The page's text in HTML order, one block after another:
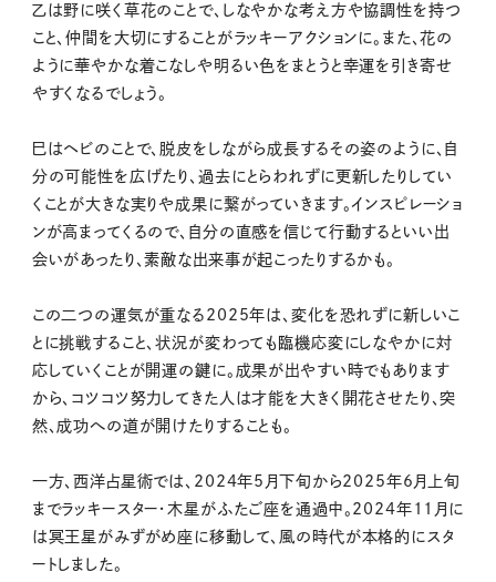
乙は野に咲く草花のことで、しなやかな考え方や協調性を持つ
こと、仲間を大切にすることがラッキーアクションに。また、花の
ように華やかな着こなしや明るい色をまとうと幸運を引き寄せ
やすくなるでしょう。
巳はヘビのことで、脱皮をしながら成長するその姿のように、自
分の可能性を広げたり、過去にとらわれずに更新したりしてい
くことが大きな実りや成果に繋がっていきます。インスピレーショ
ンが高まってくるので、自分の直感を信じて行動するといい出
会いがあったり、素敵な出来事が起こったりするかも。
この二つの運気が重なる2025年は、変化を恐れずに新しいこ
とに挑戦すること、状況が変わっても臨機応変にしなやかに対
応していくことが開運の鍵に。成果が出やすい時でもあります
から、コツコツ努力してきた人は才能を大きく開花させたり、突
然、成功への道が開けたりすることも。
一方、西洋占星術では、2024年5月下旬から2025年6月上旬
までラッキースター・木星がふたご座を通過中。2024年11月に
は冥王星がみずがめ座に移動して、風の時代が本格的にスタ
ートしました。